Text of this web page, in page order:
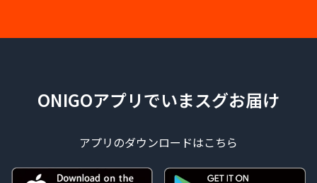
ONIGOアプリでいまスグお届け
アプリのダウンロードはこちら